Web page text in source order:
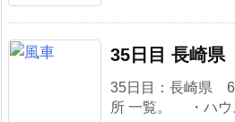
35日目 長崎県
35日目：長崎県
所 一覧。 ・ハウ